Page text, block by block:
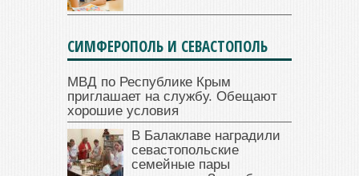
СИМФЕРОПОЛЬ И СЕВАСТОПОЛЬ
МВД по Республике Крым
приглашает на службу. Обещают
хорошие условия
В Балаклаве наградили
севастопольские
семейные пары